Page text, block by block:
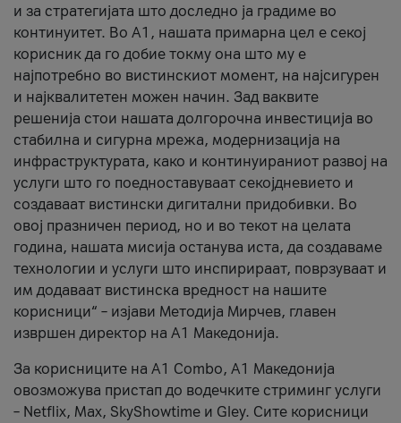
и за стратегијата што доследно ја градиме во
континуитет. Во А1, нашата примарна цел е секој
корисник да го добие токму она што му е
најпотребно во вистинскиот момент, на најсигурен
и најквалитетен можен начин. Зад ваквите
решенија стои нашата долгорочна инвестиција во
стабилна и сигурна мрежа, модернизација на
инфраструктурата, како и континуираниот развој на
услуги што го поедноставуваат секојдневието и
создаваат вистински дигитални придобивки. Во
овој празничен период, но и во текот на целата
година, нашата мисија останува иста, да создаваме
технологии и услуги што инспирираат, поврзуваат и
им додаваат вистинска вредност на нашите
корисници“ – изјави Методија Мирчев, главен
извршен директор на А1 Македонија.
За корисниците на A1 Combo, А1 Македонија
овозможува пристап до водечките стриминг услуги
– Netflix, Max, SkyShowtime и Gley. Сите корисници